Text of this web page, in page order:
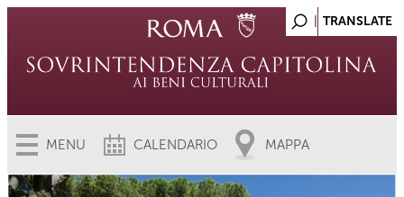
MENU CALENDARIO MAPPA